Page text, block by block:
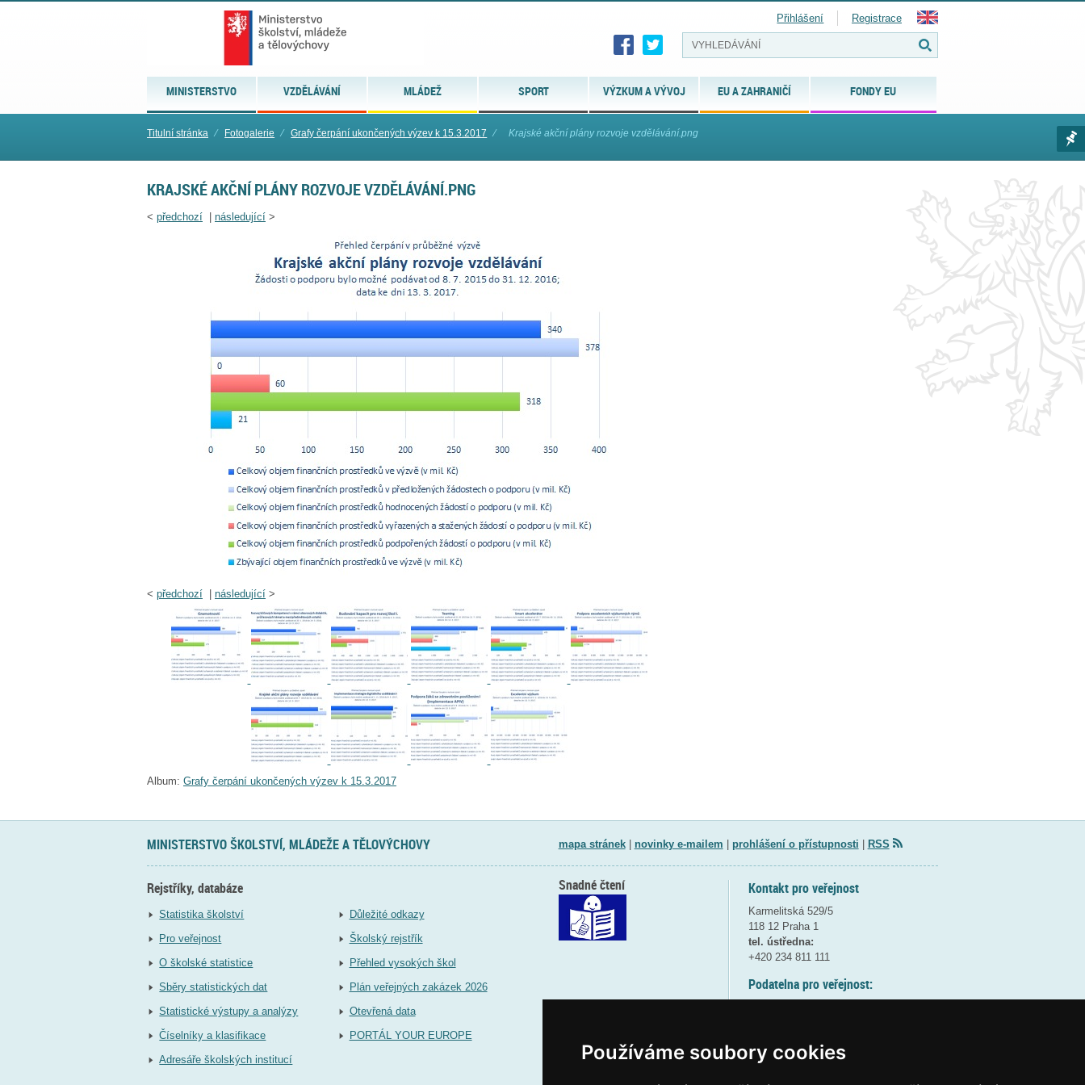
Používáme soubory cookies
MINISTERSTVO VZDĚLÁVÁNÍ MLÁDEŽ SPORT VÝZKUM A VÝVOJ EU A ZAHRANIČÍ FONDY EU
Přihlášení Registrace
Titulní stránka ⁄ Fotogalerie ⁄ Grafy čerpání ukončených výzev k 15.3.2017 ⁄ Krajské akční plány rozvoje vzdělávání.png
KRAJSKÉ AKČNÍ PLÁNY ROZVOJE VZDĚLÁVÁNÍ.PNG
< předchozí následující >
< předchozí následující >
Album: Grafy čerpání ukončených výzev k 15.3.2017
MINISTERSTVO ŠKOLSTVÍ, MLÁDEŽE A TĚLOVÝCHOVY mapa stránek| novinky e-mailem prohlášení o přístupnosti RSS
Rejstříky, databáze
Statistika školství
Pro veřejnost
O školské statistice
Sběry statistických dat
Statistické výstupy a analýzy
Číselníky a klasifikace
Adresáře školských institucí
Důležité odkazy
Školský rejstřík
Přehled vysokých škol
Plán veřejných zakázek 2026
Otevřená data
PORTÁL YOUR EUROPE
Kontakt pro veřejnost
Karmelitská 529/5
118 12 Praha 1
tel. ústředna:
+420 234 811 111
Podatelna pro veřejnost:
Snadné čtení